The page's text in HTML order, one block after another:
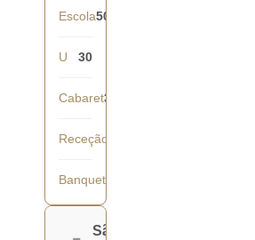
Escola50
U 30
Cabaret35
Receção
Banquete
São